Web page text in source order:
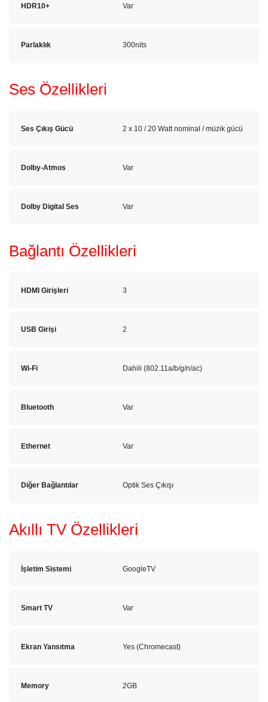
HDR10+ Var
Parlaklık 300nits
Ses Özellikleri
Ses Çıkış Gücü 2 x 10 / 20 Watt nominal / müzik gücü
Dolby-Atmos Var
Dolby Digital Ses Var
Bağlantı Özellikleri
HDMI Girişleri 3
USB Girişi 2
Wi-Fi Dahili (802.11a/b/g/n/ac)
Bluetooth Var
Ethernet Var
Diğer Bağlantılar Optik Ses Çıkışı
Akıllı TV Özellikleri
İşletim Sistemi GoogleTV
Smart TV Var
Ekran Yansıtma Yes (Chromecast)
Memory 2GB